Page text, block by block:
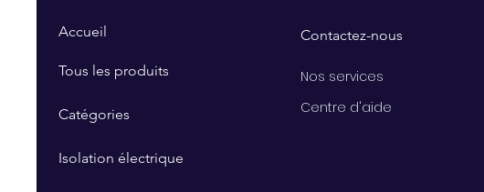
Accueil
Tous les produits
Catégories
Isolation électrique
Contactez-nous
Nos services
Centre d'aide